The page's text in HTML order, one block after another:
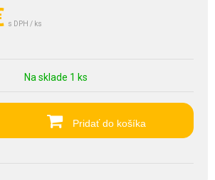
s DPH / ks
Na sklade 1 ks
Pridať do košíka